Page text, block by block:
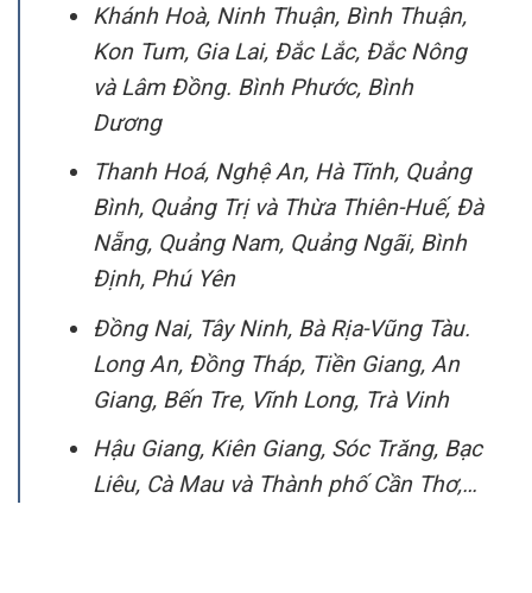
Khánh Hoà, Ninh Thuận, Bình Thuận,
Kon Tum, Gia Lai, Đắc Lắc, Đắc Nông
và Lâm Đồng. Bình Phước, Bình
Dương
Thanh Hoá, Nghệ An, Hà Tĩnh, Quảng
Bình, Quảng Trị và Thừa Thiên-Huế, Đà
Nẵng, Quảng Nam, Quảng Ngãi, Bình
Định, Phú Yên
Đồng Nai, Tây Ninh, Bà Rịa-Vũng Tàu.
Long An, Đồng Tháp, Tiền Giang, An
Giang, Bến Tre, Vĩnh Long, Trà Vinh
Hậu Giang, Kiên Giang, Sóc Trăng, Bạc
Liêu, Cà Mau và Thành phố Cần Thơ,…